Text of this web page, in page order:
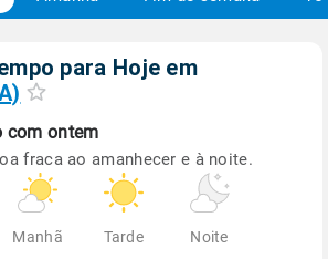
para Hoje em
com ontem
fraca ao amanhecer e à noite.
Manhã Tarde Noite